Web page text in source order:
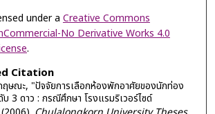
under a Creative Commons
No Derivative Works 4.0
.
Citation
ณะ, "ปัจจัยการเลือกห้องพักอาศัยของนักท่อง
บ 3 ดาว : กรณีศึกษา โรงแรมริเวอร์ไซด์